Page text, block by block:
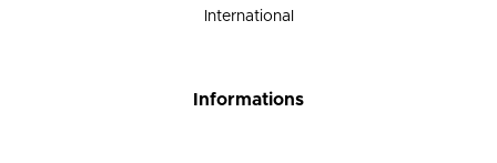
International
Informations